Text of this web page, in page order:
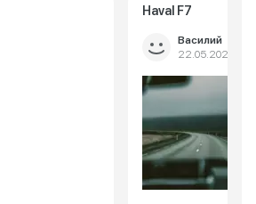
Haval F7
Василий
22.05.2025